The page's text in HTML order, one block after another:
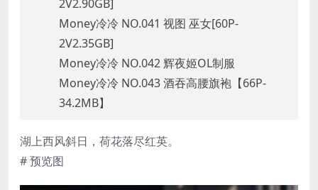
2V2.90GB]
Money冷冷 NO.041 视图 巫女[60P-
2V2.35GB]
Money冷冷 NO.042 辉夜姬OL制服
Money冷冷 NO.043 酒吞高腰旗袍【66P-
34.2MB】
湖上西风斜日，荷花落尽红英。
# 预览图